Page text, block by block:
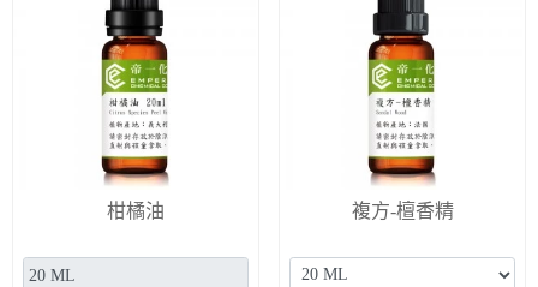
柑橘油 複方-檀香精